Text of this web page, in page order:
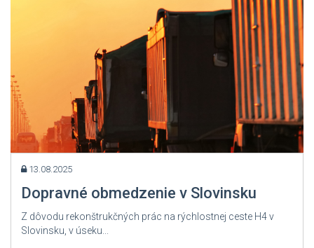
-- Dopravné správy
-- Príklady z právnej praxe
13.08.2025
Dopravné obmedzenie v Slovinsku
Z dôvodu rekonštrukčných prác na rýchlostnej ceste H4 v
Slovinsku, v úseku...